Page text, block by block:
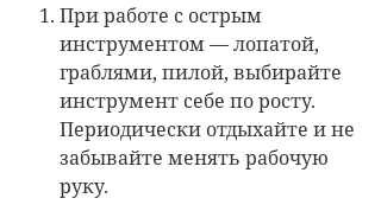
При работе с острым
инструментом — лопатой,
граблями, пилой, выбирайте
инструмент себе по росту.
Периодически отдыхайте и не
забывайте менять рабочую
руку.